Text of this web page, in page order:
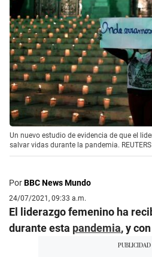
Un nuevo estudio de evidencia de que el
salvar vidas durante la pandemia. REUTERS
PorBBC News Mundo
24/07/2021, 09:33 a.m.
El liderazgo femenino ha
durante esta pandemia, y